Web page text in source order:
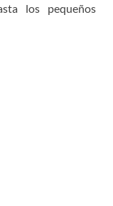
los pequeños